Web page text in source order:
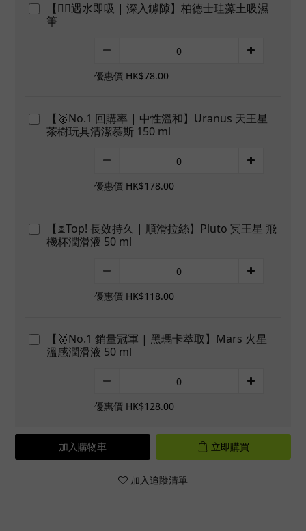
【👍🏻遇水即吸 | 深入罅隙】柏德士珪藻土吸濕
筆
優惠價 HK$78.00
【🥇No.1 回購率 | 中性溫和】Uranus 天王星
茶樹玩具清潔慕斯 150 ml
優惠價 HK$178.00
【⏳Top! 長效持久 | 順滑拉絲】Pluto 冥王星 飛
機杯潤滑液 50 ml
優惠價 HK$118.00
【🥇No.1 銷量冠軍 | 黑瑪卡萃取】Mars 火星
溫感潤滑液 50 ml
優惠價 HK$128.00
加入購物車 立即購買
加入追蹤清單